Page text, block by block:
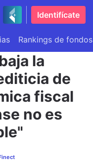
Identifícate
Rankings de fondos
la
de
fiscal
no es